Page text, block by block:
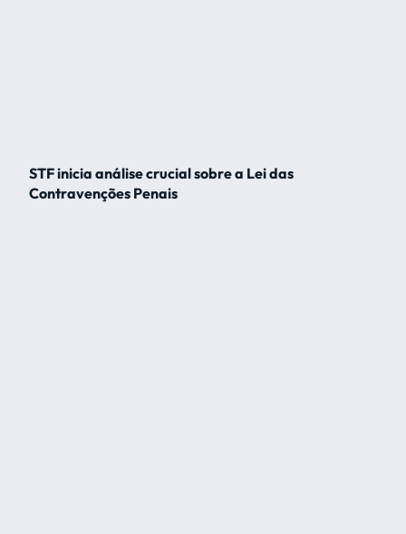
STF inicia análise crucial sobre a Lei das
Contravenções Penais